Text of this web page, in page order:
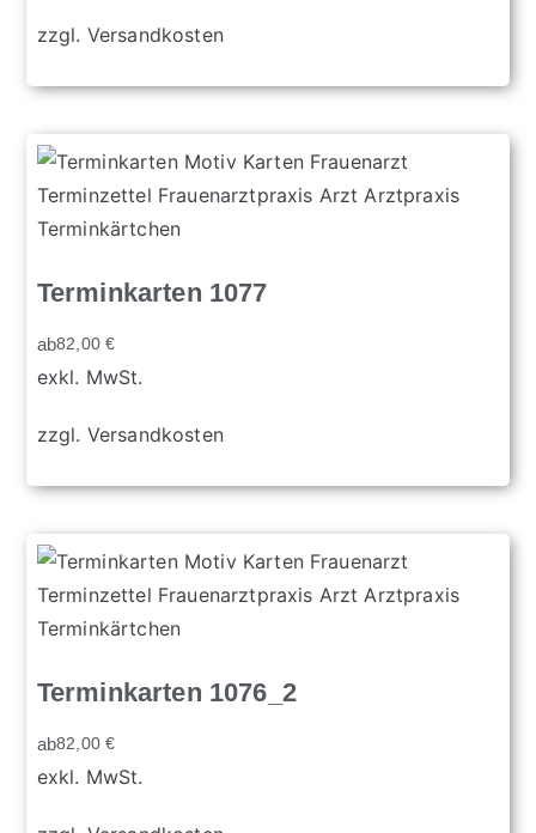
zzgl. Versandkosten
Terminkarten 1077
ab82,00€
exkl. MwSt.
zzgl. Versandkosten
Terminkarten 1076_2
ab82,00€
exkl. MwSt.